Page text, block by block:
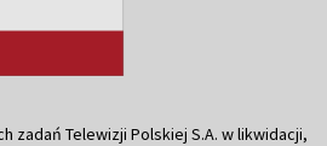
zadań Telewizji Polskiej S.A. w likwidacji,